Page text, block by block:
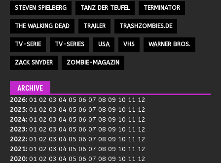
STEVEN SPIELBERG TANZ DER TEUFEL TERMINATOR
THE WALKING DEAD TRAILER TRASHZOMBIES.DE
TV-SERIE TV-SERIES USA VHS WARNER BROS.
ZACK SNYDER ZOMBIE-MAGAZIN
ARCHIVE
2026: 01 02 03 04 05 06 07 08 09 10 11 12
2025: 01 02 03 04 05 06 07 08 09 10 11 12
2024: 01 02 03 04 05 06 07 08 09 10 11 12
2023: 01 02 03 04 05 06 07 08 09 10 11 12
2022: 01 02 03 04 05 06 07 08 09 10 11 12
2021: 01 02 03 04 05 06 07 08 09 10 11 12
2020: 01 02 03 04 05 06 07 08 09 10 11 12